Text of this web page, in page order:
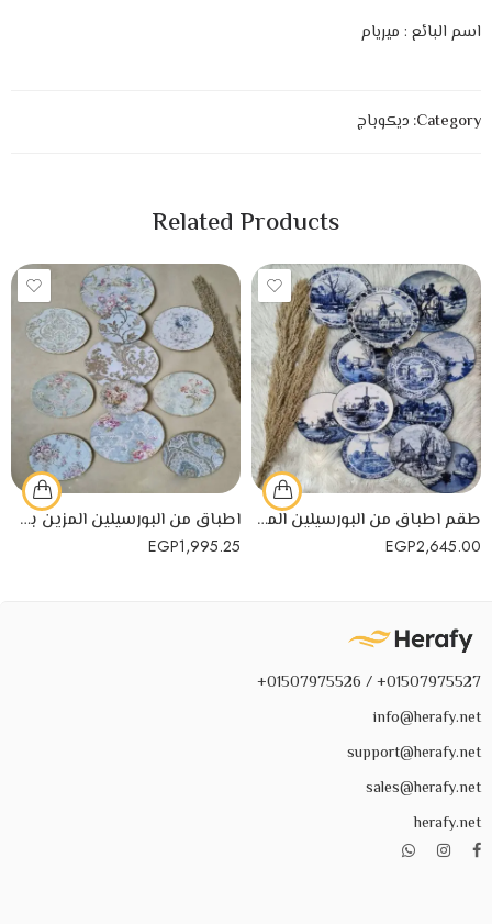
اسم البائع : ميريام
Category: ديكوباج
Related Products
طقم اطباق من البورسيلين المزين برسومات من اللون الازرق بفن الديكوباج
EGP2,645.00
اطباق من البورسيلين المزين بورود بفن الديكوباج للتعليق على الحائط مكون من 11 طبق
EGP1,995.25
01507975527+ / 01507975526+
info@herafy.net
support@herafy.net
sales@herafy.net
herafy.net